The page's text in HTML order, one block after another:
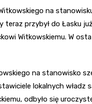
na
teraz przybył do Łasku
Witkowskiemu. W
na stanowisko
lokalnych władz
odbyło się